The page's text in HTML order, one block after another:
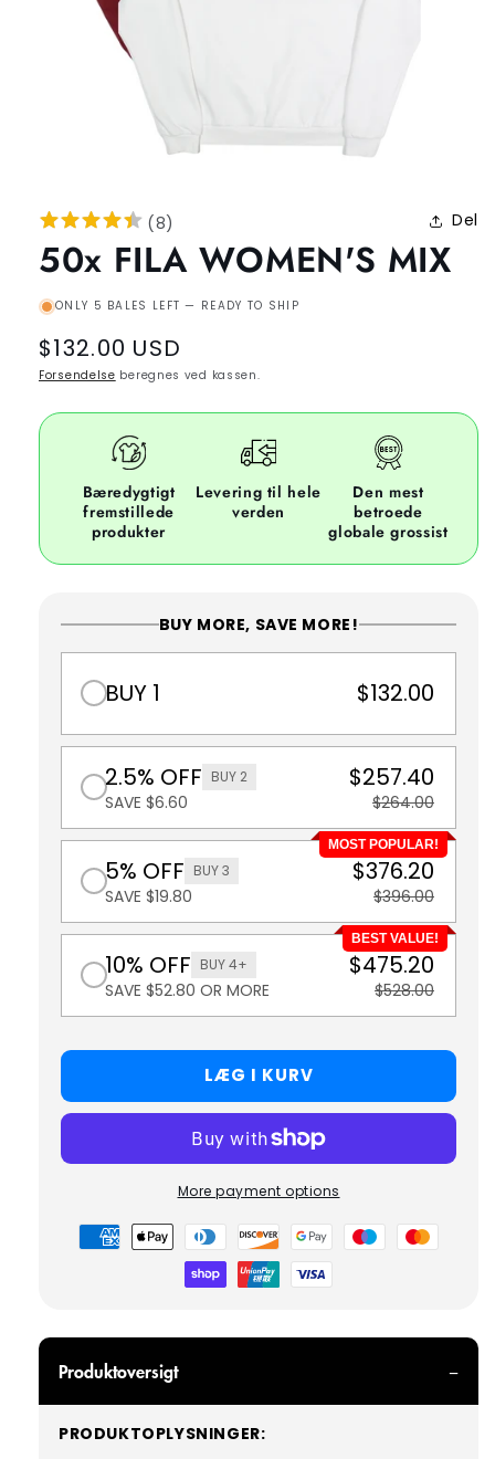
(8) Del
50x FILA WOMEN'S MIX
ONLY 5 BALES LEFT — READY TO SHIP
Regular
price
$132.00 USD
Forsendelse beregnes ved kassen.
Bæredygtigt
fremstillede
produkter
Levering til hele
verden
Den mest
betroede
globale grossist
BUY MORE, SAVE MORE!
BUY 1 $132.00
2.5% OFF BUY 2
SAVE $6.60
$257.40
$264.00
MOST POPULAR!
5% OFF BUY 3
SAVE $19.80
$376.20
$396.00
BEST VALUE!
10% OFF BUY 4+
SAVE $52.80 OR MORE
$475.20
$528.00
LÆG I KURV
More payment options
Betalingsmetoder
Produktoversigt
PRODUKTOPLYSNINGER: